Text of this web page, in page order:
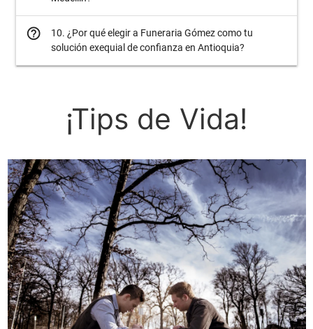
help_outline
10. ¿Por qué elegir a Funeraria Gómez como tu
solución exequial de confianza en Antioquia?
¡Tips de Vida!